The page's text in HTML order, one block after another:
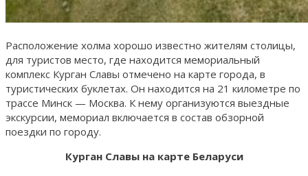
Расположение холма хорошо известно жителям столицы,
для туристов место, где находится мемориальный
комплекс Курган Славы отмечено на карте города, в
туристических буклетах. Он находится на 21 километре по
трассе Минск — Москва. К нему организуются выездные
экскурсии, мемориал включается в состав обзорной
поездки по городу.
Курган Славы на карте Беларуси